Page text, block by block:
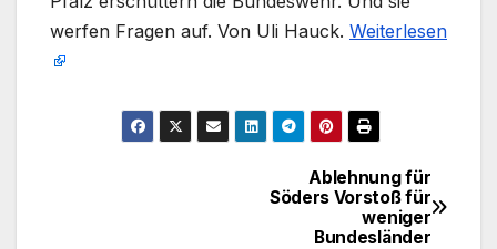
werfen Fragen auf. Von Uli Hauck. Weiterlesen
BeitragsnavigationAblehnung für
Söders Vorstoß für
weniger
Bundesländer